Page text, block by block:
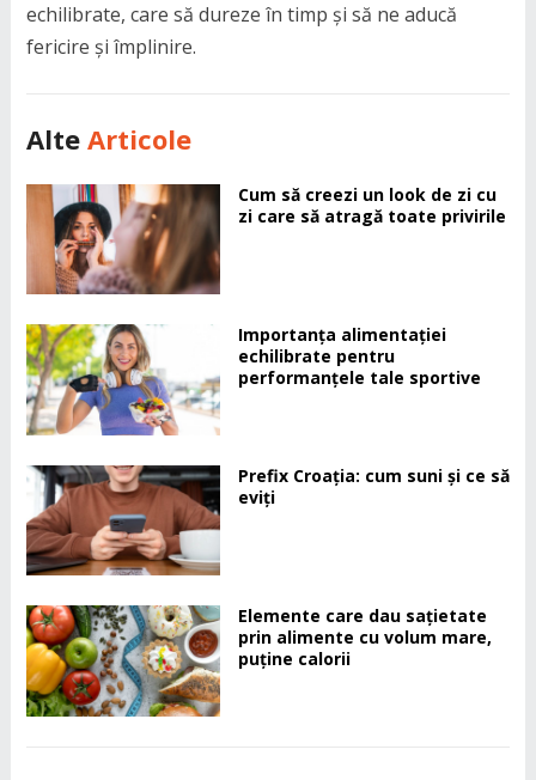
echilibrate, care să dureze în timp și să ne aducă
fericire și împlinire.
Alte Articole
Cum să creezi un look de zi cu
zi care să atragă toate privirile
Importanța alimentației
echilibrate pentru
performanțele tale sportive
Prefix Croația: cum suni și ce să
eviți
Elemente care dau sațietate
prin alimente cu volum mare,
puține calorii